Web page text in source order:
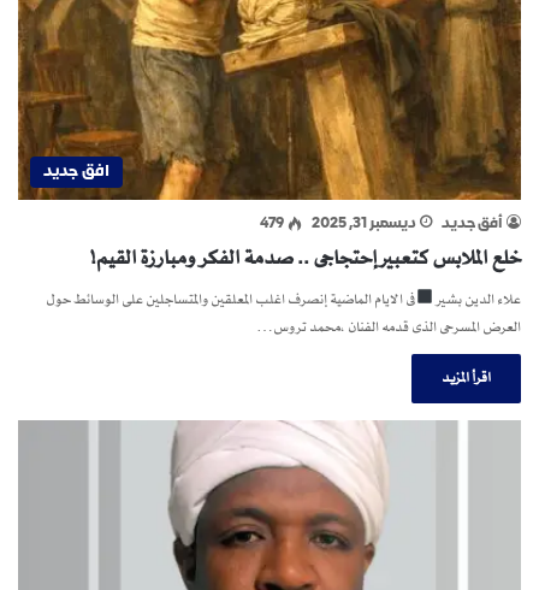
افق جديد
أفق جديد ديسمبر 31, 2025 479
خلع الملابس كتعبير إحتجاجى .. صدمة الفكر ومبارزة القيم!
علاء الدين بشير
فى الايام الماضية إنصرف اغلب المعلقين والمتساجلين على الوسائط حول
العرض المسرحى الذى قدمه الفنان ،محمد تروس…
اقرأ المزيد